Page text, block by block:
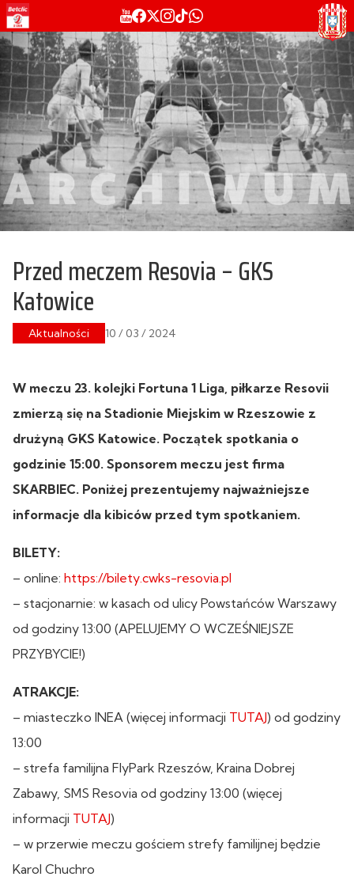
Przed meczem Resovia – GKS
Katowice
Aktualności 10 / 03 / 2024
W meczu 23. kolejki Fortuna 1 Liga, piłkarze Resovii
zmierzą się na Stadionie Miejskim w Rzeszowie z
drużyną GKS Katowice. Początek spotkania o
godzinie 15:00. Sponsorem meczu jest firma
SKARBIEC. Poniżej prezentujemy najważniejsze
informacje dla kibiców przed tym spotkaniem.
BILETY:
– online: https://bilety.cwks-resovia.pl
– stacjonarnie: w kasach od ulicy Powstańców Warszawy
od godziny 13:00 (APELUJEMY O WCZEŚNIEJSZE
PRZYBYCIE!)
ATRAKCJE:
– miasteczko INEA (więcej informacji TUTAJ) od godziny
13:00
– strefa familijna FlyPark Rzeszów, Kraina Dobrej
Zabawy, SMS Resovia od godziny 13:00 (więcej
informacji TUTAJ)
– w przerwie meczu gościem strefy familijnej będzie
Karol Chuchro